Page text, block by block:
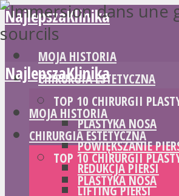
NajlepszaKlinika
MOJA HISTORIA
CHIRURGIA ESTETYCZNA
TOP 10 CHIRURGII
PLASTYKA NOSA
POWIĘKSZANIE
REDUKCJA PIERSI
LIFTING PIERSI
NajlepszaKlinika
MOJA HISTORIA
CHIRURGIA ESTETYCZNA
TOP 10 CHIRURGII
PLASTYKA NOSA